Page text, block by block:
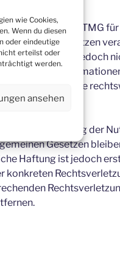
wie Cookies,
Wenn du diesen
oder eindeutige
erteilst oder
werden.
ansehen
§ 7 Abs.1 TMG
Gesetzen
Diensteanbieter jedoch
fremde
die auf eine
oder Sperrung der
Gesetzen
Haftung ist jedoch
konkreten